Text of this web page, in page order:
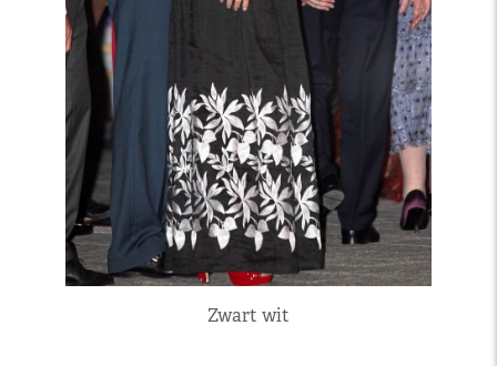
Zwart wit